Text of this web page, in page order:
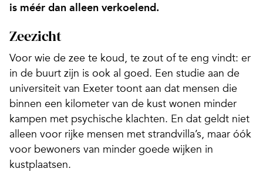
is méér dan alleen verkoelend.
Zeezicht
Voor wie de zee te koud, te zout of te eng vindt: er
in de buurt zijn is ook al goed. Een studie aan de
universiteit van Exeter toont aan dat mensen die
binnen een kilometer van de kust wonen minder
kampen met psychische klachten. En dat geldt niet
alleen voor rijke mensen met strandvilla’s, maar óók
voor bewoners van minder goede wijken in
kustplaatsen.